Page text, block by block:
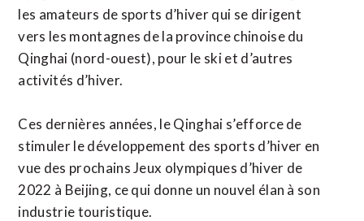
les amateurs de sports d’hiver qui se dirigent
vers les montagnes de la province chinoise du
Qinghai (nord-ouest), pour le ski et d’autres
activités d’hiver.
Ces dernières années, le Qinghai s’efforce de
stimuler le développement des sports d’hiver en
vue des prochains Jeux olympiques d’hiver de
2022 à Beijing, ce qui donne un nouvel élan à son
industrie touristique.